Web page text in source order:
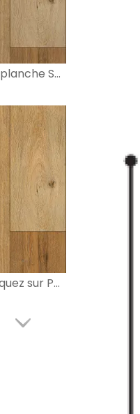
11711 Eir de surface planche SPC
11701 Eir surface cliquez sur PVC Floor